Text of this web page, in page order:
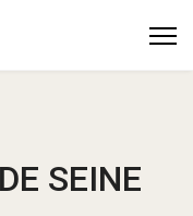
SEINE